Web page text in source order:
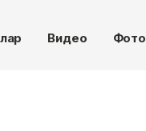
Видео Фото